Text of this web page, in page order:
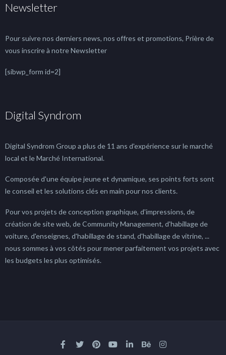
Newsletter
Pour suivre nos derniers news, nos offres et promotions, Prière de
vous inscrire à notre Newsletter
[sibwp_form id=2]
Digital Syndrom
Digital Syndrom Group a plus de 11 ans d'expérience sur le marché
local et le Marché International.
Composée d'une équipe jeune et dynamique, ses points forts sont
le conseil et les solutions clés en main pour nos clients.
Pour vos projets de conception graphique, d'impressions, de
création de site web, de Community Management, d'habillage de
voiture, d'enseignes, d'habillage de stand, d'habillage de vitrine, ...
nous sommes à vos côtés pour mener parfaitement vos projets avec
les budgets les plus optimisés.